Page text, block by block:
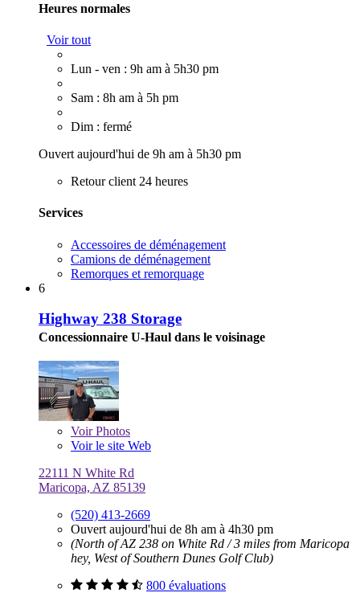
Heures normales
Voir tout
Lun - ven : 9h am à 5h30 pm
Sam : 8h am à 5h pm
Dim : fermé
Ouvert aujourd'hui de 9h am à 5h30 pm
Retour client 24 heures
Services
Accessoires de déménagement
Camions de déménagement
Remorques et remorquage
6
Highway 238 Storage
Concessionnaire U-Haul dans le voisinage
VoirPhotos
Voir le site Web
22111 N White Rd
Maricopa, AZ 85139
(520) 413-2669
Ouvert aujourd'hui de 8h am à 4h30 pm
(North of AZ 238 on White Rd / 3 miles from Maricopa
hey, West of Southern Dunes Golf Club)
800 évaluations